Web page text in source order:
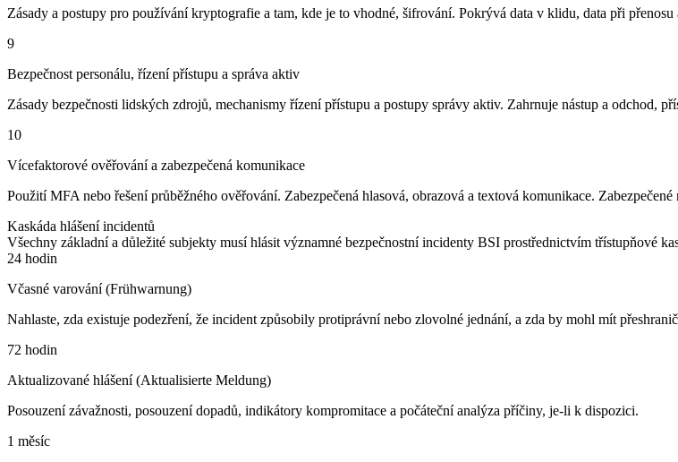
Zásady a postupy pro používání kryptografie a tam, kde je to vhodné, šifrování. Pokrývá data v klidu, data při přenosu
9
Bezpečnost personálu, řízení přístupu a správa aktiv
Zásady bezpečnosti lidských zdrojů, mechanismy řízení přístupu a postupy správy aktiv. Zahrnuje nástup a odchod,
10
Vícefaktorové ověřování a zabezpečená komunikace
Použití MFA nebo řešení průběžného ověřování. Zabezpečená hlasová, obrazová a textová komunikace.
Kaskáda hlášení incidentů
Všechny základní a důležité subjekty musí hlásit významné bezpečnostní incidenty BSI prostřednictvím třístupňové
24 hodin
Včasné varování (Frühwarnung)
Nahlaste, zda existuje podezření, že incident způsobily protiprávní nebo zlovolné jednání, a zda by mohl mít
72 hodin
Aktualizované hlášení (Aktualisierte Meldung)
Posouzení závažnosti, posouzení dopadů, indikátory kompromitace a počáteční analýza příčiny, je-li k dispozici.
1 měsíc